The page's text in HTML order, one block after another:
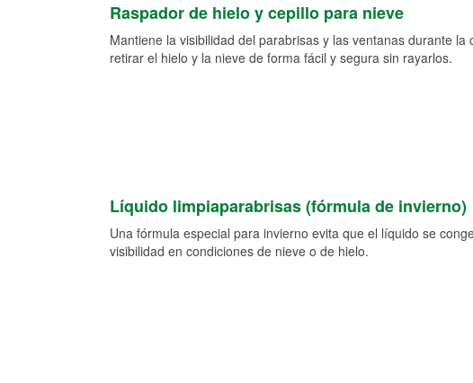
Raspador de hielo y cepillo para nieve
Mantiene la visibilidad del parabrisas y las ventanas durante
retirar el hielo y la nieve de forma fácil y segura sin rayarlos.
Líquido limpiaparabrisas (fórmula de invierno)
Una fórmula especial para invierno evita que el líquido se
visibilidad en condiciones de nieve o de hielo.